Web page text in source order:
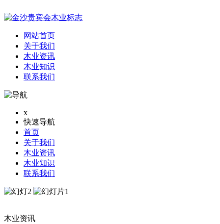
网站首页
关于我们
木业资讯
木业知识
联系我们
x
快速导航
首页
关于我们
木业资讯
木业知识
联系我们
木业资讯